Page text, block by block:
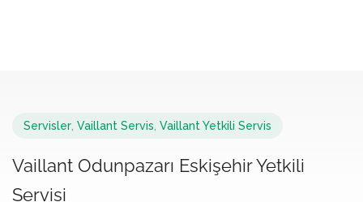
Servisler Vaillant Servis Vaillant Yetkili Servis
Vaillant Odunpazarı Eskişehir Yetkili
Servisi